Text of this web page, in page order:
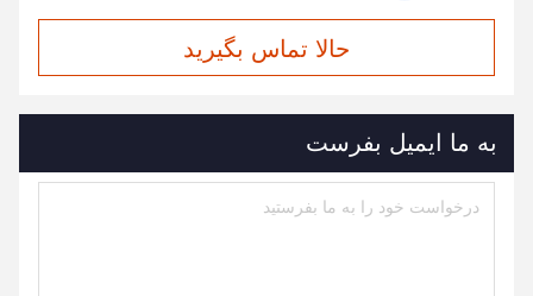
حالا تماس بگیرید
به ما ایمیل بفرست